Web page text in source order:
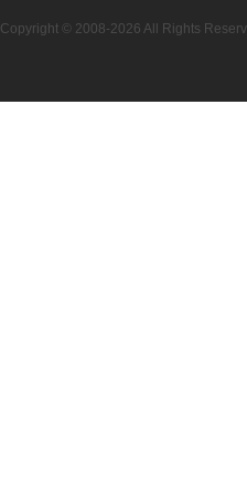
Copyright © 2008-2026 All Rights